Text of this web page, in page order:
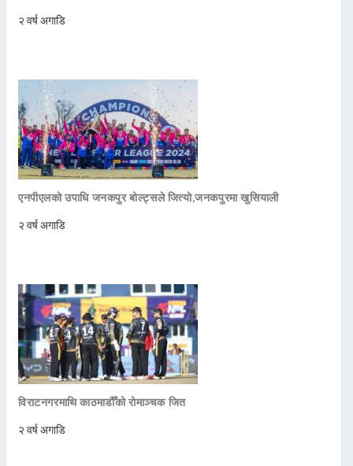
२ वर्ष अगाडि
एनपीएलको उपाधि जनकपुर बोल्ट्सले जित्याे,जनकपुरमा खुसियाली
२ वर्ष अगाडि
विराटनगरमाथि काठमाडौँको रोमाञ्चक जित
२ वर्ष अगाडि